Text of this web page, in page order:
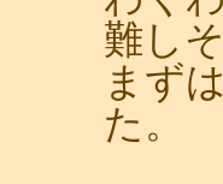
難し
まず
た。